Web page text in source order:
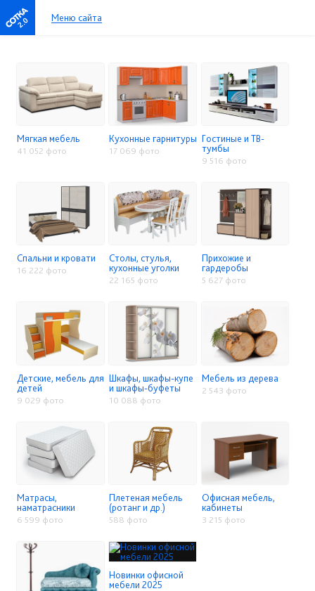
2.0 Меню сайта
Мягкая мебель
41 052 фото
Кухонные гарнитуры
17 069 фото
Гостиные и ТВ-
тумбы
9 516 фото
Спальни и кровати
16 222 фото
Столы, стулья,
кухонные уголки
22 165 фото
Прихожие и
гардеробы
5 627 фото
Детские, мебель для
детей
9 029 фото
Шкафы, шкафы-купе
и шкафы-буфеты
10 088 фото
Мебель из дерева
2 543 фото
Матрасы,
наматрасники
6 599 фото
Плетеная мебель
(ротанг и др.)
588 фото
Офисная мебель,
кабинеты
3 215 фото
Новинки офисной
мебели 2025